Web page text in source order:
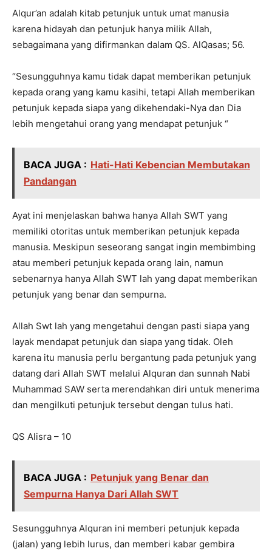
Alqur’an adalah kitab petunjuk untuk umat manusia
karena hidayah dan petunjuk hanya milik Allah,
sebagaimana yang difirmankan dalam QS. AlQasas; 56.
“Sesungguhnya kamu tidak dapat memberikan petunjuk
kepada orang yang kamu kasihi, tetapi Allah memberikan
petunjuk kepada siapa yang dikehendaki-Nya dan Dia
lebih mengetahui orang yang mendapat petunjuk “
BACA JUGA : Hati-Hati Kebencian Membutakan
Pandangan
Ayat ini menjelaskan bahwa hanya Allah SWT yang
memiliki otoritas untuk memberikan petunjuk kepada
manusia. Meskipun seseorang sangat ingin membimbing
atau memberi petunjuk kepada orang lain, namun
sebenarnya hanya Allah SWT lah yang dapat memberikan
petunjuk yang benar dan sempurna.
Allah Swt lah yang mengetahui dengan pasti siapa yang
layak mendapat petunjuk dan siapa yang tidak. Oleh
karena itu manusia perlu bergantung pada petunjuk yang
datang dari Allah SWT melalui Alquran dan sunnah Nabi
Muhammad SAW serta merendahkan diri untuk menerima
dan mengiIkuti petunjuk tersebut dengan tulus hati.
QS Alisra – 10
BACA JUGA : Petunjuk yang Benar dan
Sempurna Hanya Dari Allah SWT
Sesungguhnya Alquran ini memberi petunjuk kepada
(jalan) yang lebih lurus, dan memberi kabar gembira